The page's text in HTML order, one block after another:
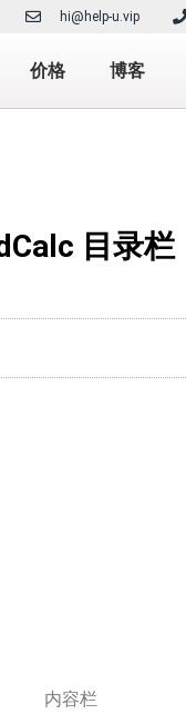
hi@help-u.vip
价格 博客
目录栏